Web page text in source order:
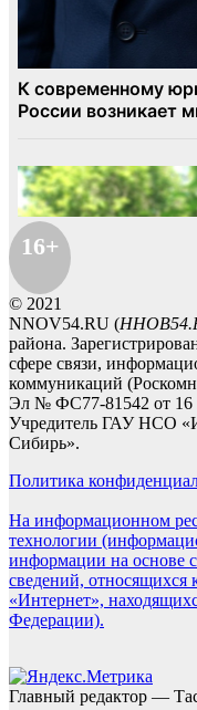
16+
© 2021
NNOV54.RU (
района.
сфере связи,
коммуникаций
Эл № ФС77-81542 от 16
Учредитель ГАУ НСО
Сибирь».
Политика
На информационном
технологии
информации на основе
сведений, относящихся
«Интернет»,
Федерации).
Главный редактор —